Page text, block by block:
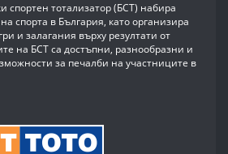
спортен тотализатор (БСТ) набира
спорта в България, като организира
и залагания върху резултати от
на БСТ са достъпни, разнообразни и
за печалби на участниците в